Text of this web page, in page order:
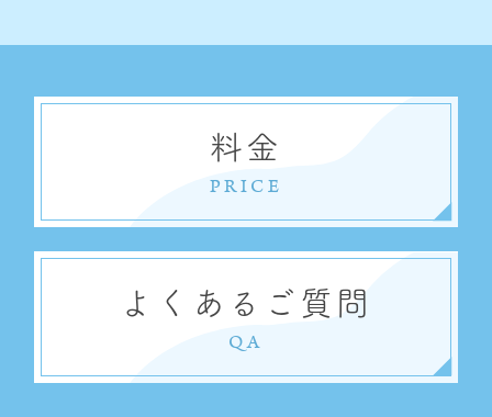
料金
PRICE
よくあるご質問
QA